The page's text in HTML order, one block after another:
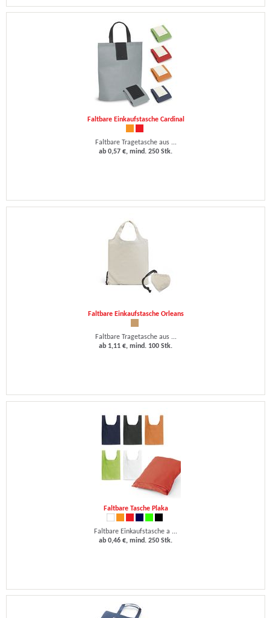
Faltbare Einkaufstasche Cardinal
Faltbare Tragetasche aus ...
ab 0,57 €, mind. 250 Stk.
Faltbare Einkaufstasche Orleans
Faltbare Tragetasche aus ...
ab 1,11 €, mind. 100 Stk.
Faltbare Tasche Plaka
Faltbare Einkaufstasche a ...
ab 0,46 €, mind. 250 Stk.